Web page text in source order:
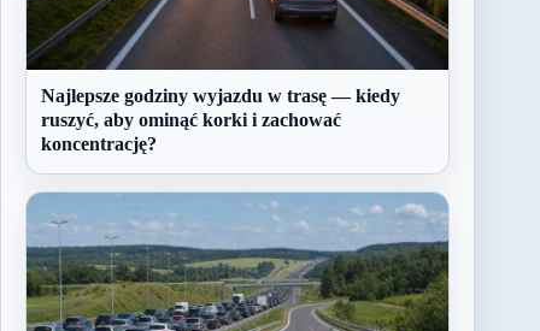
Najlepsze godziny wyjazdu w trasę — kiedy
ruszyć, aby ominąć korki i zachować
koncentrację?